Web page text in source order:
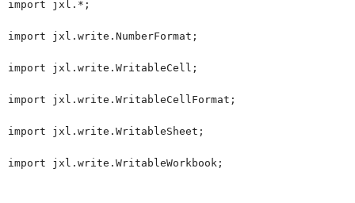
import jxl.*;
import jxl.write.NumberFormat;
import jxl.write.WritableCell;
import jxl.write.WritableCellFormat;
import jxl.write.WritableSheet;
import jxl.write.WritableWorkbook;